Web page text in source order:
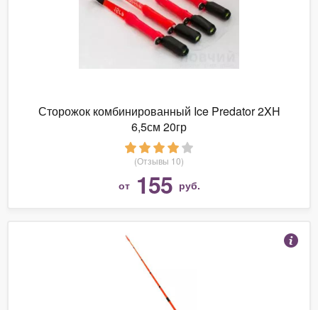
Сторожок комбинированный Ice Predator 2XH
6,5см 20гр
(Отзывы 10)
от 155 руб.